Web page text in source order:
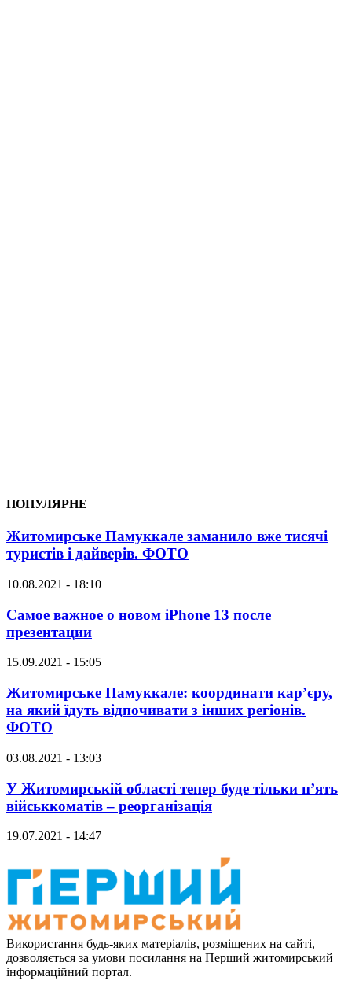
ПОПУЛЯРНЕ
Житомирське Памуккале заманило вже тисячі
туристів і дайверів. ФОТО
10.08.2021 - 18:10
Самое важное о новом iPhone 13 после
презентации
15.09.2021 - 15:05
Житомирське Памуккале: координати кар’єру,
на який їдуть відпочивати з інших регіонів.
ФОТО
03.08.2021 - 13:03
У Житомирській області тепер буде тільки п’ять
військкоматів – реорганізація
19.07.2021 - 14:47
Використання будь-яких матеріалів, розміщених на сайті,
дозволяється за умови посилання на Перший житомирський
інформаційний портал.